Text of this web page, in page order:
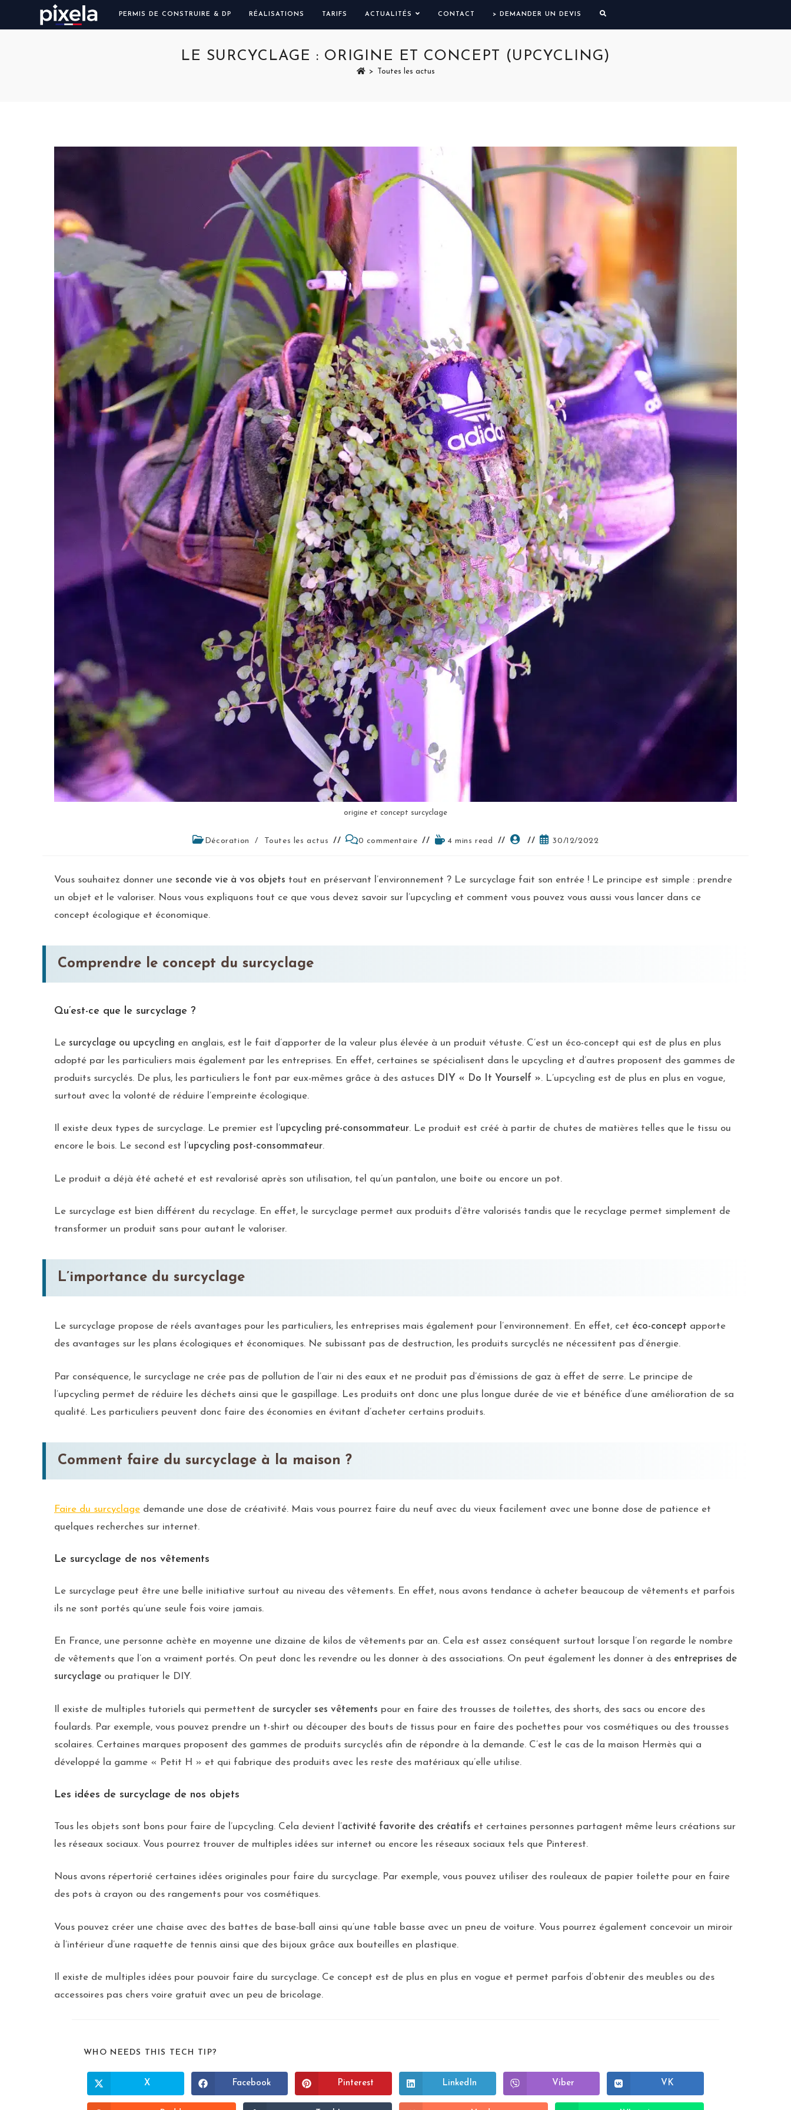
PERMIS DE CONSTRUIRE & DP RÉALISATIONS TARIFS ACTUALITÉS CONTACT > DEMANDER UN DEVIS
LE SURCYCLAGE : ORIGINE ET CONCEPT (UPCYCLING)
> Toutes les actus
origine et concept surcyclage
Décoration / Toutes les actus 0 commentaire 4 mins read 30/12/2022
Vous souhaitez donner une seconde vie à vos objets tout en préservant l’environnement ? Le surcyclage fait son entrée ! Le principe est simple : prendre
un objet et le valoriser. Nous vous expliquons tout ce que vous devez savoir sur l’upcycling et comment vous pouvez vous aussi vous lancer dans ce
concept écologique et économique.
Comprendre le concept du surcyclage
Qu’est-ce que le surcyclage ?
Le surcyclage ou upcycling en anglais, est le fait d’apporter de la valeur plus élevée à un produit vétuste. C’est un éco-concept qui est de plus en plus
adopté par les particuliers mais également par les entreprises. En effet, certaines se spécialisent dans le upcycling et d’autres proposent des gammes de
produits surcyclés. De plus, les particuliers le font par eux-mêmes grâce à des astuces DIY « Do It Yourself ». L’upcycling est de plus en plus en vogue,
surtout avec la volonté de réduire l’empreinte écologique.
Il existe deux types de surcyclage. Le premier est l’upcycling pré-consommateur. Le produit est créé à partir de chutes de matières telles que le tissu ou
encore le bois. Le second est l’upcycling post-consommateur.
Le produit a déjà été acheté et est revalorisé après son utilisation, tel qu’un pantalon, une boite ou encore un pot.
Le surcyclage est bien différent du recyclage. En effet, le surcyclage permet aux produits d’être valorisés tandis que le recyclage permet simplement de
transformer un produit sans pour autant le valoriser.
L’importance du surcyclage
Le surcyclage propose de réels avantages pour les particuliers, les entreprises mais également pour l’environnement. En effet, cet éco-concept apporte
des avantages sur les plans écologiques et économiques. Ne subissant pas de destruction, les produits surcyclés ne nécessitent pas d’énergie.
Par conséquence, le surcyclage ne crée pas de pollution de l’air ni des eaux et ne produit pas d’émissions de gaz à effet de serre. Le principe de
l’upcycling permet de réduire les déchets ainsi que le gaspillage. Les produits ont donc une plus longue durée de vie et bénéfice d’une amélioration de sa
qualité. Les particuliers peuvent donc faire des économies en évitant d’acheter certains produits.
Comment faire du surcyclage à la maison ?
Faire du surcyclage demande une dose de créativité. Mais vous pourrez faire du neuf avec du vieux facilement avec une bonne dose de patience et
quelques recherches sur internet.
Le surcyclage de nos vêtements
Le surcyclage peut être une belle initiative surtout au niveau des vêtements. En effet, nous avons tendance à acheter beaucoup de vêtements et parfois
ils ne sont portés qu’une seule fois voire jamais.
En France, une personne achète en moyenne une dizaine de kilos de vêtements par an. Cela est assez conséquent surtout lorsque l’on regarde le nombre
de vêtements que l’on a vraiment portés. On peut donc les revendre ou les donner à des associations. On peut également les donner à des entreprises de
surcyclage ou pratiquer le DIY.
Il existe de multiples tutoriels qui permettent de surcycler ses vêtements pour en faire des trousses de toilettes, des shorts, des sacs ou encore des
foulards. Par exemple, vous pouvez prendre un t-shirt ou découper des bouts de tissus pour en faire des pochettes pour vos cosmétiques ou des trousses
scolaires. Certaines marques proposent des gammes de produits surcyclés afin de répondre à la demande. C’est le cas de la maison Hermès qui a
développé la gamme « Petit H » et qui fabrique des produits avec les reste des matériaux qu’elle utilise.
Les idées de surcyclage de nos objets
Tous les objets sont bons pour faire de l’upcycling. Cela devient l’activité favorite des créatifs et certaines personnes partagent même leurs créations sur
les réseaux sociaux. Vous pourrez trouver de multiples idées sur internet ou encore les réseaux sociaux tels que Pinterest.
Nous avons répertorié certaines idées originales pour faire du surcyclage. Par exemple, vous pouvez utiliser des rouleaux de papier toilette pour en faire
des pots à crayon ou des rangements pour vos cosmétiques.
Vous pouvez créer une chaise avec des battes de base-ball ainsi qu’une table basse avec un pneu de voiture. Vous pourrez également concevoir un miroir
à l’intérieur d’une raquette de tennis ainsi que des bijoux grâce aux bouteilles en plastique.
Il existe de multiples idées pour pouvoir faire du surcyclage. Ce concept est de plus en plus en vogue et permet parfois d’obtenir des meubles ou des
accessoires pas chers voire gratuit avec un peu de bricolage.
WHO NEEDS THIS TECH TIP?
X Facebook Pinterest LinkedIn Viber VK